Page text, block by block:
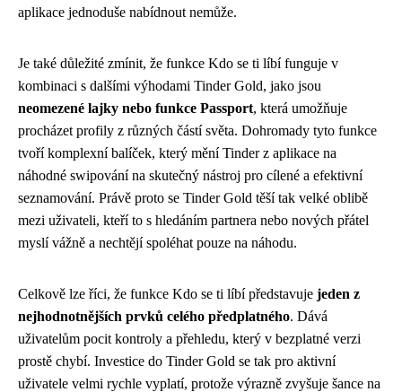
aplikace jednoduše nabídnout nemůže.
Je také důležité zmínit, že funkce Kdo se ti líbí funguje v
kombinaci s dalšími výhodami Tinder Gold, jako jsou
neomezené lajky nebo funkce Passport, která umožňuje
procházet profily z různých částí světa. Dohromady tyto funkce
tvoří komplexní balíček, který mění Tinder z aplikace na
náhodné swipování na skutečný nástroj pro cílené a efektivní
seznamování. Právě proto se Tinder Gold těší tak velké oblibě
mezi uživateli, kteří to s hledáním partnera nebo nových přátel
myslí vážně a nechtějí spoléhat pouze na náhodu.
Celkově lze říci, že funkce Kdo se ti líbí představuje jeden z
nejhodnotnějších prvků celého předplatného. Dává
uživatelům pocit kontroly a přehledu, který v bezplatné verzi
prostě chybí. Investice do Tinder Gold se tak pro aktivní
uživatele velmi rychle vyplatí, protože výrazně zvyšuje šance na